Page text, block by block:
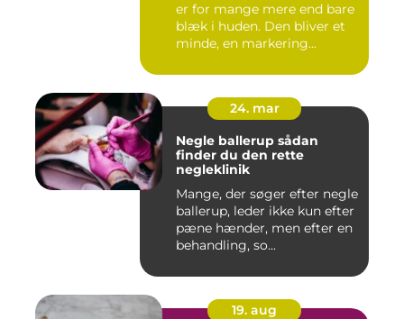
er for mange mere end bare
blæk i huden. Den bliver et
minde, en markering...
24. mar
Negle ballerup sådan
finder du den rette
negleklinik
Mange, der søger efter negle
ballerup, leder ikke kun efter
pæne hænder, men efter en
behandling, so...
19. aug